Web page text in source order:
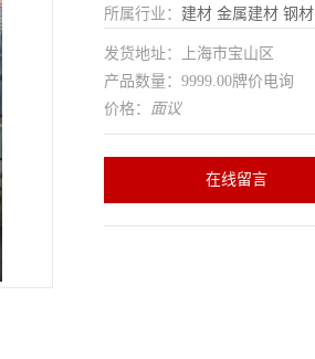
所属行业： 建材 金属建材 钢材
发货地址：上海市宝山区
产品数量：9999.00牌价电询
价格： 面议
在线留言